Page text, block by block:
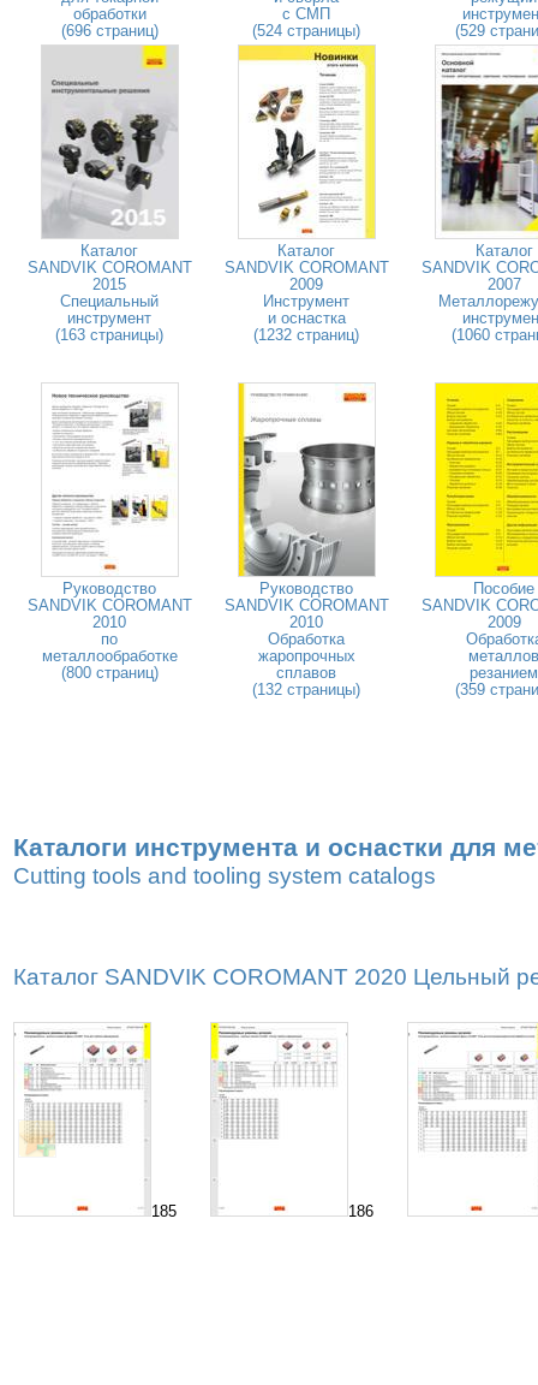
обработки
(696 страниц)
с СМП
(524 страницы)
(529
Каталог
SANDVIK COROMANT
2015
Специальный
инструмент
(163 страницы)
Каталог
SANDVIK COROMANT
2009
Инструмент
и оснастка
(1232 страниц)
Каталог
SANDVIK
2007
(1060
Руководство
SANDVIK COROMANT
2010
по
металлообработке
(800 страниц)
Руководство
SANDVIK COROMANT
2010
Обработка
жаропрочных
сплавов
(132 страницы)
Пособие
SANDVIK
2009
металлов
резанием
(359
Каталоги инструмента и оснастки для
Cutting tools and tooling system catalogs
Каталог SANDVIK COROMANT 2020 Цельный
185 186